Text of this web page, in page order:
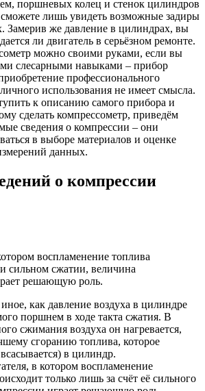
поршневых колец и стенок цилиндров
лишь увидеть возможные задиры
Замерив же давление в цилиндрах, вы
ли двигатель в серьёзном ремонте.
можно своими руками, если вы
слесарными навыками – прибор
профессионального
использования не имеет смысла.
к описанию самого прибора и
сделать компрессометр, приведём
сведения о компрессии – они
в выборе материалов и оценке
данных.
о компрессии
воспламенение топлива
сильном сжатии, величина
решающую роль.
как давление воздуха в цилиндре
поршнем в ходе такта сжатия. В
сжимания воздуха он нагревается,
сгоранию топлива, которое
в цилиндр.
в котором воспламенение
только лишь за счёт её сильного